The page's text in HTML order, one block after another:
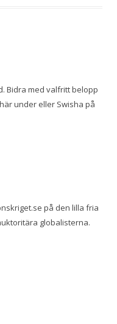
Bidra med valfritt belopp
under eller Swisha på
på den lilla fria
globalisterna.